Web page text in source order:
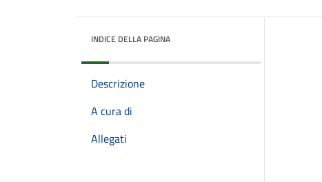
INDICE DELLA PAGINA
Descrizione
A cura di
Allegati